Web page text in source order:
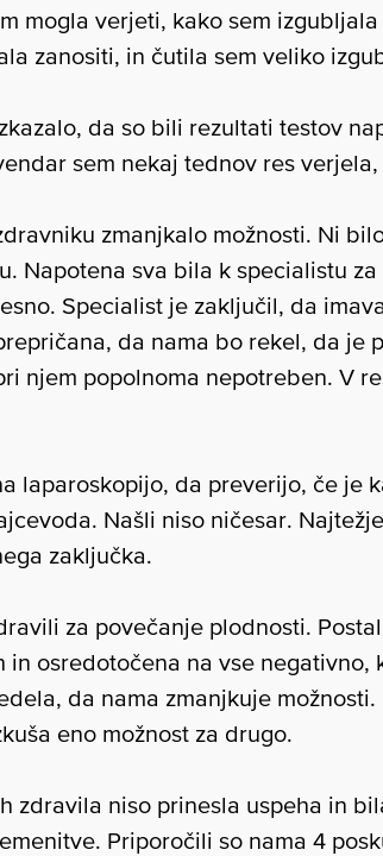
mogla verjeti, kako sem
zanositi, in čutila sem veliko
da so bili rezultati testov
sem nekaj tednov res
zmanjkalo možnosti. Ni
Napotena sva bila k specialistu
Specialist je zaključil, da
da nama bo rekel, da je
njem popolnoma nepotreben. V
laparoskopijo, da preverijo, če je
Našli niso ničesar.
zaključka.
za povečanje plodnosti.
in osredotočena na vse negativno,
da nama zmanjkuje
eno možnost za drugo.
zdravila niso prinesla uspeha in
Priporočili so nama 4